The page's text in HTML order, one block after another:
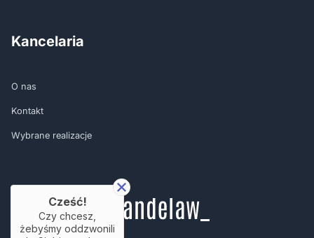
Kancelaria
O nas
Kontakt
Wybrane realizacje
Cześć!
Czy chcesz,
żebyśmy oddzwonili